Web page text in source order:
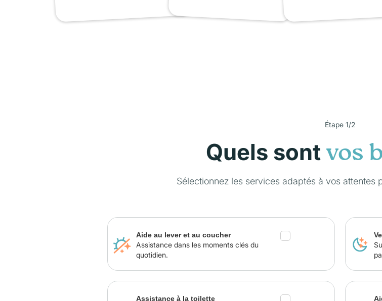
Étape 1/2
Quels sont vos
Sélectionnez les services adaptés à vos attentes
Aide au lever et au coucher
Assistance dans les moments clés du
quotidien.
Assistance à la toilette